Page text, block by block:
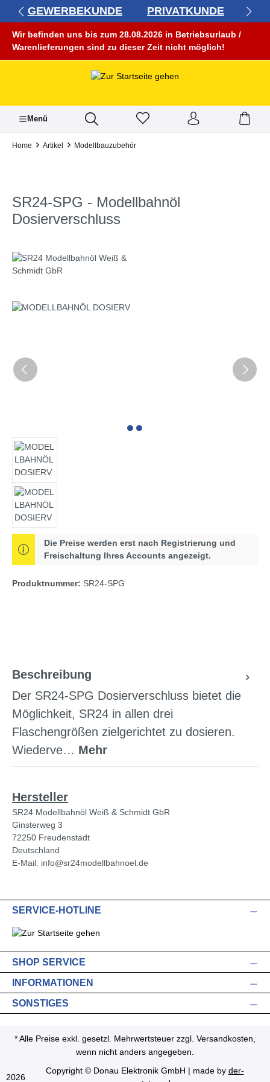
springen
GEWERBEKUNDE PRIVATKUNDE
Wir befinden uns bis zum 28.08.2026 in Betriebsurlaub /
Warenlieferungen sind zu dieser Zeit nicht möglich!
Menü
Home Artikel Modellbauzubehör
SR24-SPG - Modellbahnöl
Dosierverschluss
Bildergalerie überspringen
Die Preise werden erst nach Registrierung und
Freischaltung Ihres Accounts angezeigt.
Produktnummer: SR24-SPG
Beschreibung
Der SR24-SPG Dosierverschluss bietet die
Möglichkeit, SR24 in allen drei
Flaschengrößen zielgerichtet zu dosieren.
Wiederve… Mehr
Hersteller
SR24 Modellbahnöl Weiß & Schmidt GbR
Ginsterweg 3
72250 Freudenstadt
Deutschland
E-Mail: info@sr24modellbahnoel.de
SERVICE-HOTLINE
SHOP SERVICE
INFORMATIONEN
SONSTIGES
* Alle Preise exkl. gesetzl. Mehrwertsteuer zzgl. Versandkosten
wenn nicht anders angegeben.
2026
Copyright © Donau Elektronik GmbH | made by der-